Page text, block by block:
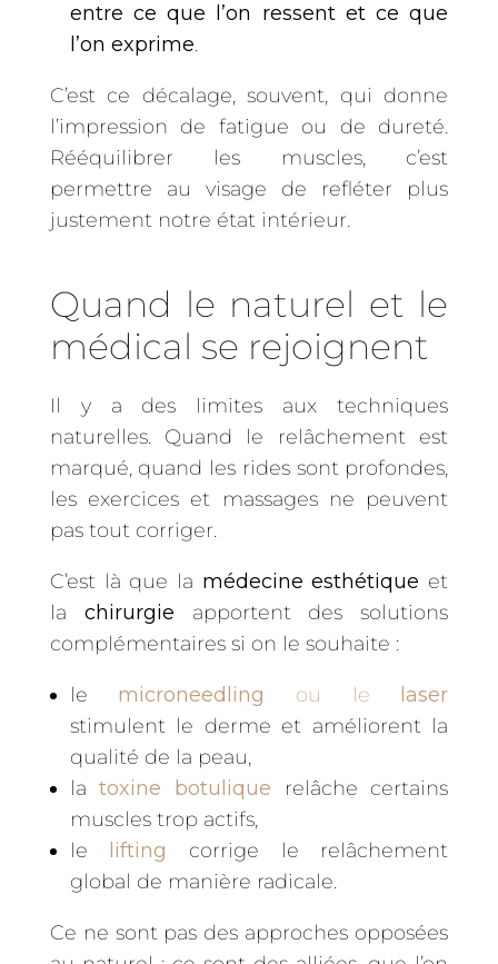
entre ce que l’on ressent et ce que
l’on exprime.
C’est ce décalage, souvent, qui donne
l’impression de fatigue ou de dureté.
Rééquilibrer les muscles, c’est
permettre au visage de refléter plus
justement notre état intérieur.
Quand le naturel et le
médical se rejoignent
Il y a des limites aux techniques
naturelles. Quand le relâchement est
marqué, quand les rides sont profondes,
les exercices et massages ne peuvent
pas tout corriger.
C’est là que la médecine esthétique et
la chirurgie apportent des solutions
complémentaires si on le souhaite :
le microneedling ou le
laser
stimulent le derme et améliorent la
qualité de la peau,
latoxine botulique relâche certains
muscles trop actifs,
le
lifting
corrige le relâchement
global de manière radicale.
Ce ne sont pas des approches opposées